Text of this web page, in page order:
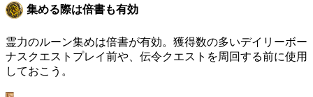
集める際は倍書も有効
霊力のルーン集めは倍書が有効。獲得数の多いデイリーボー
ナスクエストプレイ前や、伝令クエストを周回する前に使用
しておこう。